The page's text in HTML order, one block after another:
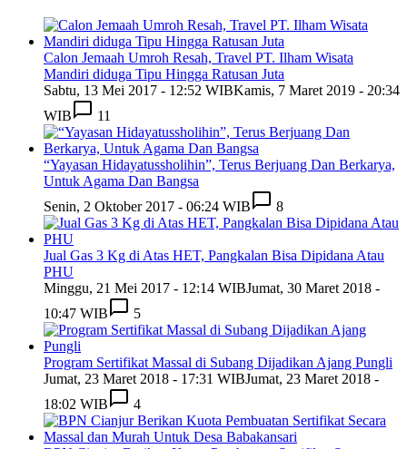
Calon Jemaah Umroh Resah, Travel PT. Ilham Wisata
Mandiri diduga Tipu Hingga Ratusan Juta
Sabtu, 13 Mei 2017 - 12:52 WIBKamis, 7 Maret 2019 - 20:34
WIB
11
“Yayasan Hidayatussholihin”, Terus Berjuang Dan Berkarya,
Untuk Agama Dan Bangsa
Senin, 2 Oktober 2017 - 06:24 WIB
8
Jual Gas 3 Kg di Atas HET, Pangkalan Bisa Dipidana Atau
PHU
Minggu, 21 Mei 2017 - 12:14 WIBJumat, 30 Maret 2018 -
10:47 WIB
5
Program Sertifikat Massal di Subang Dijadikan Ajang Pungli
Jumat, 23 Maret 2018 - 17:31 WIBJumat, 23 Maret 2018 -
18:02 WIB
4